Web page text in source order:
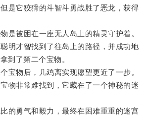
它狡猾的斗智斗勇战胜了恶龙，获得
困在一座无人岛上的精灵守护着。
才智找到了往岛上的路径，并成功地
到了第二个宝物。
后，几鸡离实现愿望更近了一步。
非常难找到，它藏在了一个神秘的迷
勇气和毅力，最终在困难重重的迷宫